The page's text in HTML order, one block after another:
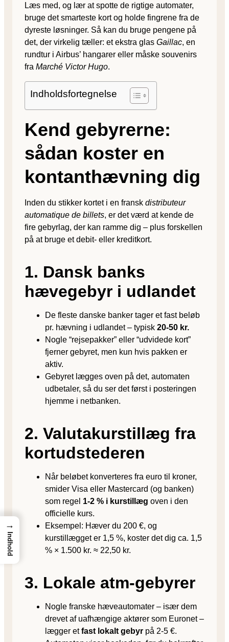
Læs med, og lær at spotte de rigtige automater,
bruge det smarteste kort og holde fingrene fra de
dyreste løsninger. Så kan du bruge pengene på
det, der virkelig tæller: et ekstra glas Gaillac, en
rundtur i Airbus’ hangarer eller måske souvenirs
fra Marché Victor Hugo.
Indholdsfortegnelse
Kend gebyrerne:
sådan koster en
kontanthævning dig
Inden du stikker kortet i en fransk distributeur
automatique de billets, er det værd at kende de
fire gebyrlag, der kan ramme dig – plus forskellen
på at bruge et debit- eller kreditkort.
1. Dansk banks
hævegebyr i udlandet
De fleste danske banker tager et fast beløb
pr. hævning i udlandet – typisk 20-50 kr.
Nogle “rejsepakker” eller “udvidede kort”
fjerner gebyret, men kun hvis pakken er
aktiv.
Gebyret lægges oven på det, automaten
udbetaler, så du ser det først i posteringen
hjemme i netbanken.
2. Valutakurstillæg fra
kortudstederen
Når beløbet konverteres fra euro til kroner,
smider Visa eller Mastercard (og banken)
som regel 1-2 % i kurstillæg oven i den
officielle kurs.
Eksempel: Hæver du 200 €, og
kurstillægget er 1,5 %, koster det dig ca. 1,5
% × 1.500 kr. ≈ 22,50 kr.
3. Lokale atm-gebyrer
Nogle franske hæveautomater – især dem
drevet af uafhængige aktører som Euronet –
lægger etfast lokalt gebyr på 2-5 €.
→
Indhold